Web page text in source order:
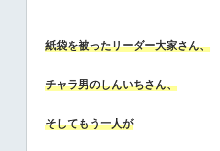
紙袋を被ったリーダー大家さん、
チャラ男のしんいちさん、
そしてもう一人が